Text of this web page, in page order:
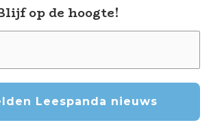
op de hoogte!